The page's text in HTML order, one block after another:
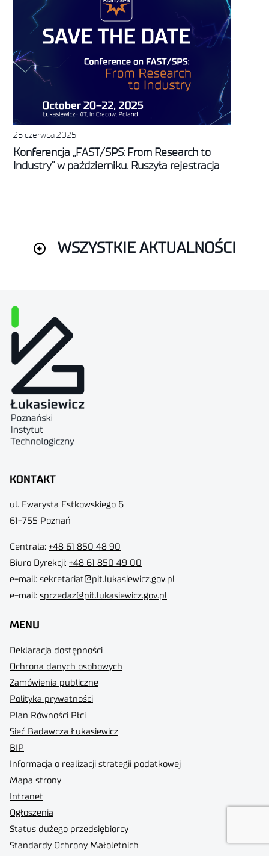
25 czerwca 2025
Konferencja „FAST/SPS: From Research to
Industry” w październiku. Ruszyła rejestracja
WSZYSTKIE AKTUALNOŚCI
KONTAKT
ul. Ewarysta Estkowskiego 6
61-755 Poznań
Centrala: +48 61 850 48 90
Biuro Dyrekcji: +48 61 850 49 00
e-mail: sekretariat@pit.lukasiewicz.gov.pl
e-mail: sprzedaz@pit.lukasiewicz.gov.pl
MENU
Deklaracja dostępności
Ochrona danych osobowych
Zamówienia publiczne
Polityka prywatności
Plan Równości Płci
Sieć Badawcza Łukasiewicz
BIP
Informacja o realizacji strategii podatkowej
Mapa strony
Intranet
Ogłoszenia
Status dużego przedsiębiorcy
Standardy Ochrony Małoletnich